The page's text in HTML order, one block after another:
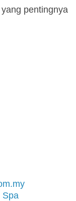
pentingnya
Spa